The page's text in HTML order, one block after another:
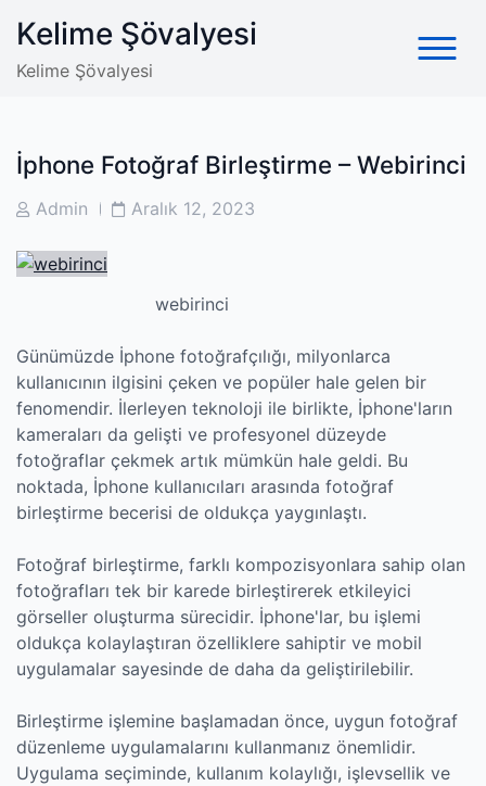
content
Kelime Şövalyesi
Kelime Şövalyesi
İphone Fotoğraf Birleştirme – Webirinci
PostAdmin
PostAralık 12, 2023
webirinci
Günümüzde İphone fotoğrafçılığı, milyonlarca
kullanıcının ilgisini çeken ve popüler hale gelen bir
fenomendir. İlerleyen teknoloji ile birlikte, İphone'ların
kameraları da gelişti ve profesyonel düzeyde
fotoğraflar çekmek artık mümkün hale geldi. Bu
noktada, İphone kullanıcıları arasında fotoğraf
birleştirme becerisi de oldukça yaygınlaştı.
Fotoğraf birleştirme, farklı kompozisyonlara sahip olan
fotoğrafları tek bir karede birleştirerek etkileyici
görseller oluşturma sürecidir. İphone'lar, bu işlemi
oldukça kolaylaştıran özelliklere sahiptir ve mobil
uygulamalar sayesinde de daha da geliştirilebilir.
Birleştirme işlemine başlamadan önce, uygun fotoğraf
düzenleme uygulamalarını kullanmanız önemlidir.
Uygulama seçiminde, kullanım kolaylığı, işlevsellik ve